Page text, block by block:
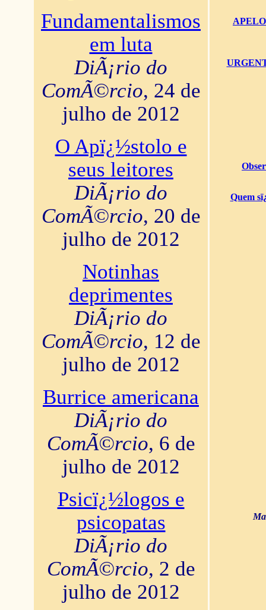
Fundamentalismos
em luta
DiÃ¡rio do
ComÃ©rcio, 24 de
julho de 2012
O Apï¿½stolo e
seus leitores
DiÃ¡rio do
ComÃ©rcio, 20 de
julho de 2012
Notinhas
deprimentes
DiÃ¡rio do
ComÃ©rcio, 12 de
julho de 2012
Burrice americana
DiÃ¡rio do
ComÃ©rcio, 6 de
julho de 2012
Psicï¿½logos e
psicopatas
DiÃ¡rio do
ComÃ©rcio, 2 de
julho de 2012
Quem